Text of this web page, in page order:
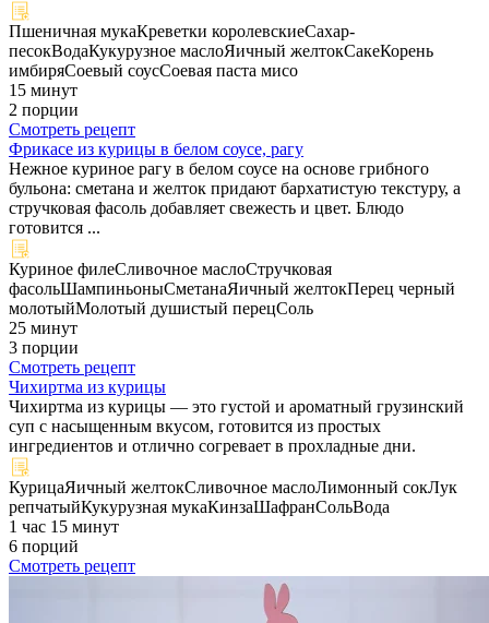
Пшеничная мукаКреветки королевскиеСахар-
песокВодаКукурузное маслоЯичный желтокСакеКорень
имбиряСоевый соусСоевая паста мисо
15 минут
2 порции
Смотреть рецепт
Фрикасе из курицы в белом соусе, рагу
Нежное куриное рагу в белом соусе на основе грибного
бульона: сметана и желток придают бархатистую текстуру, а
стручковая фасоль добавляет свежесть и цвет. Блюдо
готовится ...
Куриное филеСливочное маслоСтручковая
фасольШампиньоныСметанаЯичный желтокПерец черный
молотыйМолотый душистый перецСоль
25 минут
3 порции
Смотреть рецепт
Чихиртма из курицы
Чихиртма из курицы — это густой и ароматный грузинский
суп с насыщенным вкусом, готовится из простых
ингредиентов и отлично согревает в прохладные дни.
КурицаЯичный желтокСливочное маслоЛимонный сокЛук
репчатыйКукурузная мукаКинзаШафранСольВода
1 час 15 минут
6 порций
Смотреть рецепт